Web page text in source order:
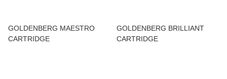
GOLDENBERG MAESTRO
CARTRIDGE
GOLDENBERG BRILLIANT
CARTRIDGE